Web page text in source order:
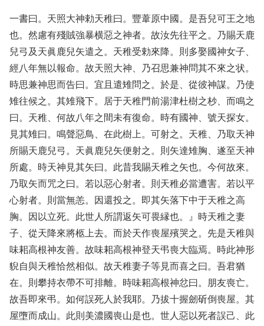
一書曰。天照大神勅天稚曰。豐葦原中國。是吾兒可王之地
也。然慮有殘賊強暴横惡之神者。故汝先往平之。乃賜天鹿
兒弓及天眞鹿兒矢遣之。天稚受勅來降。則多娶國神女子、
經八年無以報命。故天照大神、乃召思兼神問其不來之状。
時思兼神思而告曰。宜且遣雉問之。於是、從彼神謀。乃使
雉往候之。其雉飛下。居于天稚門前湯津杜樹之杪、而鳴之
曰。天稚、何故八年之間未有復命。時有國神、號天探女。
見其雉曰。鳴聲惡鳥、在此樹上。可射之。天稚、乃取天神
所賜天鹿兒弓。天眞鹿兒矢便射之。則矢達雉胸、遂至天神
所處。時天神見其矢曰。此昔我賜天稚之矢也。今何故來。
乃取矢而咒之曰。若以惡心射者。則天稚必當遭害。若以平
心射者。則當無恙。因還投之。即其矢落下中于天稚之高
胸。因以立死。此世人所謂返矢可畏縁也。』時天稚之妻
子、從天降來將柩上去。而於天作喪屋殯哭之。先是天稚與
味耜高根神友善。故味耜高根神登天弔喪大臨焉。時此神形
貎自與天稚恰然相似。故天稚妻子等見而喜之曰。吾君猶
在。則攀持衣帶不可排離。時味耜高根神忿曰。朋友喪亡。
故吾即來弔。如何誤死人於我耶。乃拔十握劒斫倒喪屋。其
屋墮而成山。此則美濃國喪山是也。世人惡以死者誤己、此